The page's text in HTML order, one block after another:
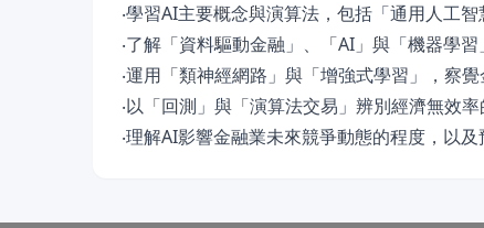
‧學習AI主要概念與演算法，包括「通用人工
‧了解「資料驅動金融」、「AI」與「機器學
‧運用「類神經網路」與「增強式學習」，察
‧以「回測」與「演算法交易」辨別經濟無效
‧理解AI影響金融業未來競爭動態的程度，以